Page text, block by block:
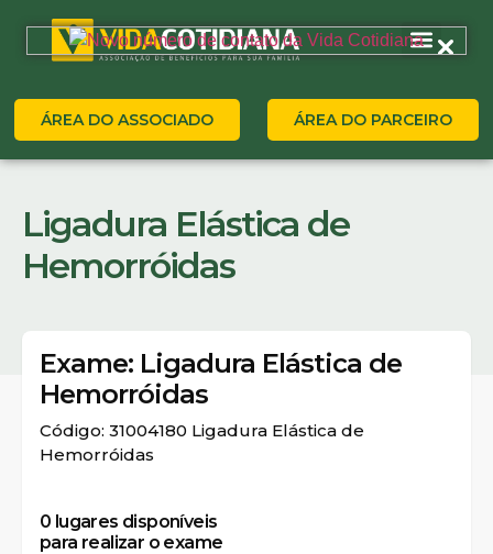
ÁREA DO ASSOCIADO ÁREA DO PARCEIRO
Ligadura Elástica de
Hemorróidas
Exame: Ligadura Elástica de
Hemorróidas
Código: 31004180 Ligadura Elástica de
Hemorróidas
0 lugares disponíveis
para realizar o exame